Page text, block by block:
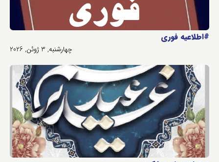
#اطلاعیه فوری
چهارشنبه, 3 ژوئن, 2026